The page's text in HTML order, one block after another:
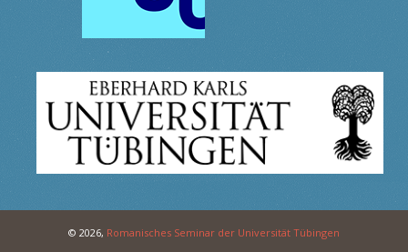
© 2026, Romanisches Seminar der Universität Tübingen